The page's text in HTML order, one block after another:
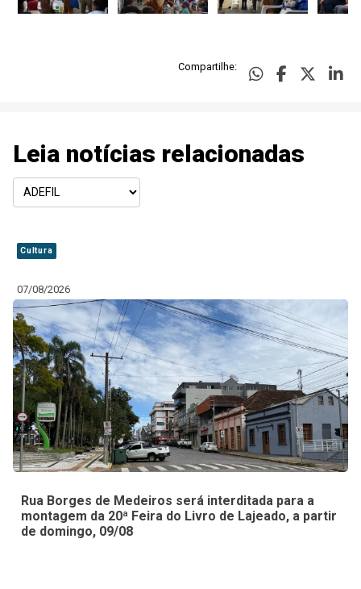
Compartilhe:
Leia notícias relacionadas
Cultura
07/08/2026
Rua Borges de Medeiros será interditada para a
montagem da 20ª Feira do Livro de Lajeado, a partir
de domingo, 09/08